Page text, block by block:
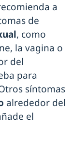
a
de
, como
la vagina o
del
para
síntomas
alrededor del
el